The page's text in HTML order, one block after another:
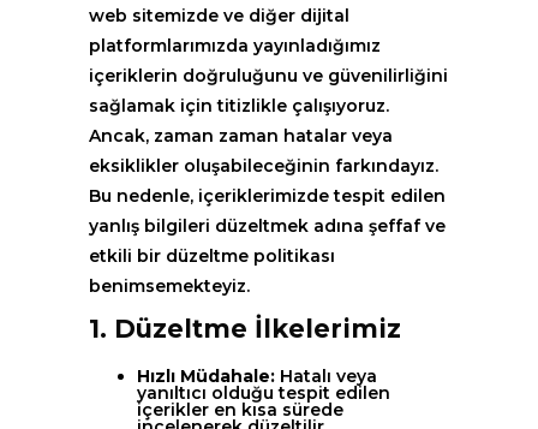
web sitemizde ve diğer dijital
platformlarımızda yayınladığımız
içeriklerin doğruluğunu ve güvenilirliğini
sağlamak için titizlikle çalışıyoruz.
Ancak, zaman zaman hatalar veya
eksiklikler oluşabileceğinin farkındayız.
Bu nedenle, içeriklerimizde tespit edilen
yanlış bilgileri düzeltmek adına şeffaf ve
etkili bir düzeltme politikası
benimsemekteyiz.
1. Düzeltme İlkelerimiz
Hızlı Müdahale: Hatalı veya
yanıltıcı olduğu tespit edilen
içerikler en kısa sürede